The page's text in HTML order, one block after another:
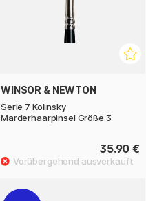
WINSOR & NEWTON
Serie 7 Kolinsky
Marderhaarpinsel Größe 3
35.90 €